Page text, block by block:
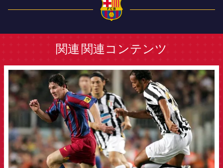
関連 関連コンテンツ
FCB Barcelona badge